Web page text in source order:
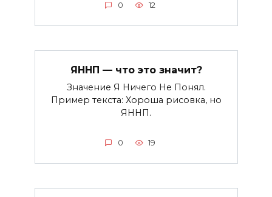
0 12
ЯННП — что это значит?
Значение Я Ничего Не Понял.
Пример текста: Хороша рисовка, но
ЯННП.
0 19